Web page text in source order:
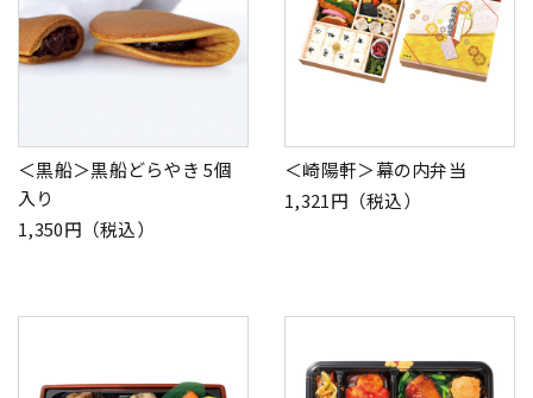
＜黒船＞黒船どらやき 5個
入り
1,350円（税込）
＜崎陽軒＞幕の内弁当
1,321円（税込）